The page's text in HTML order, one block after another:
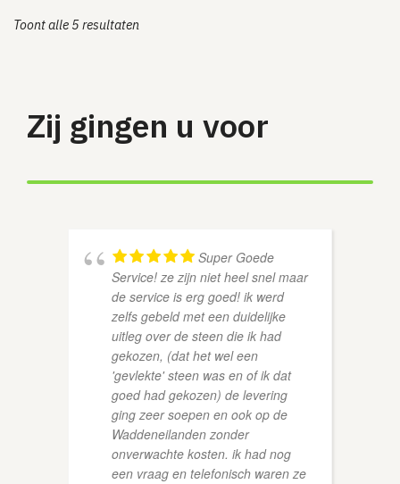
Toont alle 5 resultaten
Zij gingen u voor
Super Goede
Service! ze zijn niet heel snel maar
de service is erg goed! ik werd
zelfs gebeld met een duidelijke
uitleg over de steen die ik had
gekozen, (dat het wel een
'gevlekte' steen was en of ik dat
goed had gekozen) de levering
ging zeer soepen en ook op de
Waddeneilanden zonder
onverwachte kosten. ik had nog
een vraag en telefonisch waren ze